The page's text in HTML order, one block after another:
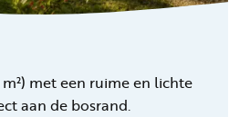
met een ruime en lichte
aan de bosrand.